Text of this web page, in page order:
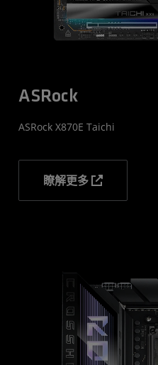
ASRock
ASRock X870E Taichi
瞭解更多